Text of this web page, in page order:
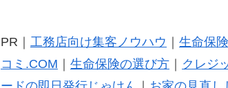
PR｜ 工務店向け集客ノウハウ
生命保
コミ.COM
生命保険の選び方｜
クレジ